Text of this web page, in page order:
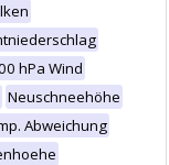
hPa Wind
Neuschneehöhe
Abweichung